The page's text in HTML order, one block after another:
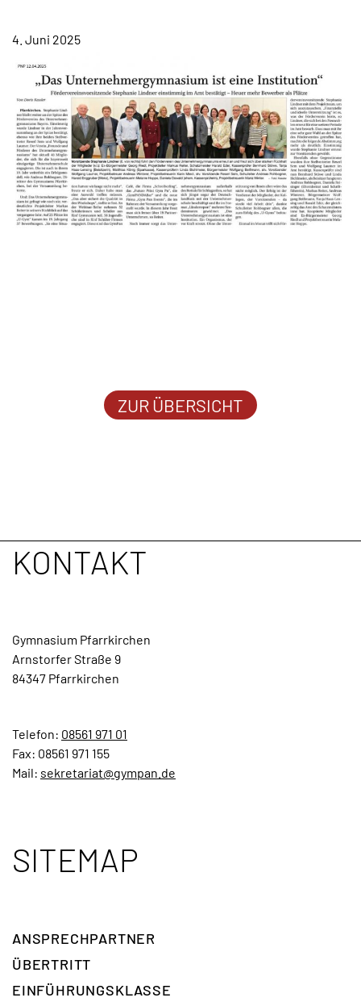
4. Juni 2025
ZUR ÜBERSICHT
KONTAKT
Gymnasium Pfarrkirchen
Arnstorfer Straße 9
84347 Pfarrkirchen
Telefon: 08561 971 01
Fax: 08561 971 155
Mail: sekretariat@gympan.de
SITEMAP
ANSPRECH­PARTNER
ÜBERTRITT
EINFÜHRUNGSKLASSE